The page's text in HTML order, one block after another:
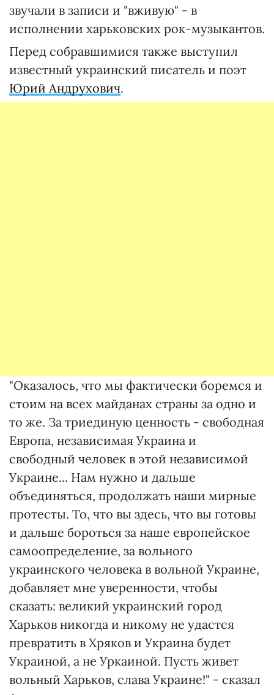
звучали в записи и "вживую" - в
исполнении харьковских рок-музыкантов.
Перед собравшимися также выступил
известный украинский писатель и поэт
Юрий Андрухович.
"Оказалось, что мы фактически боремся и
стоим на всех майданах страны за одно и
то же. За триединую ценность - свободная
Европа, независимая Украина и
свободный человек в этой независимой
Украине... Нам нужно и дальше
объединяться, продолжать наши мирные
протесты. То, что вы здесь, что вы готовы
и дальше бороться за наше европейское
самоопределение, за вольного
украинского человека в вольной Украине,
добавляет мне уверенности, чтобы
сказать: великий украинский город
Харьков никогда и никому не удастся
превратить в Хряков и Украина будет
Украиной, а не Уркаиной. Пусть живет
вольный Харьков, слава Украине!" - сказал